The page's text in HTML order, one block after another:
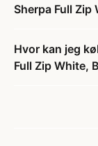
Sherpa Full Zip
Hvor kan jeg
Full Zip White,